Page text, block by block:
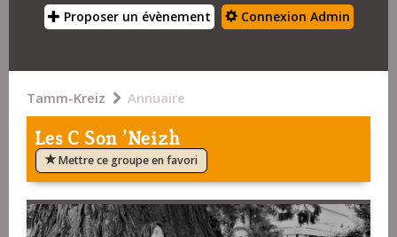
Proposer un évènement Connexion Admin
Tamm-Kreiz Annuaire
Les C Son 'Neizh
Mettre ce groupe en favori